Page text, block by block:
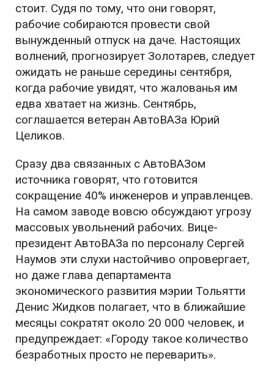
стоит. Судя по тому, что они говорят,
рабочие собираются провести свой
вынужденный отпуск на даче. Настоящих
волнений, прогнозирует Золотарев, следует
ожидать не раньше середины сентября,
когда рабочие увидят, что жалованья им
едва хватает на жизнь. Сентябрь,
соглашается ветеран АвтоВАЗа Юрий
Целиков.
Сразу два связанных с АвтоВАЗом
источника говорят, что готовится
сокращение 40% инженеров и управленцев.
На самом заводе вовсю обсуждают угрозу
массовых увольнений рабочих. Вице-
президент АвтоВАЗа по персоналу Сергей
Наумов эти слухи настойчиво опровергает,
но даже глава департамента
экономического развития мэрии Тольятти
Денис Жидков полагает, что в ближайшие
месяцы сократят около 20 000 человек, и
предупреждает: «Городу такое количество
безработных просто не переварить».